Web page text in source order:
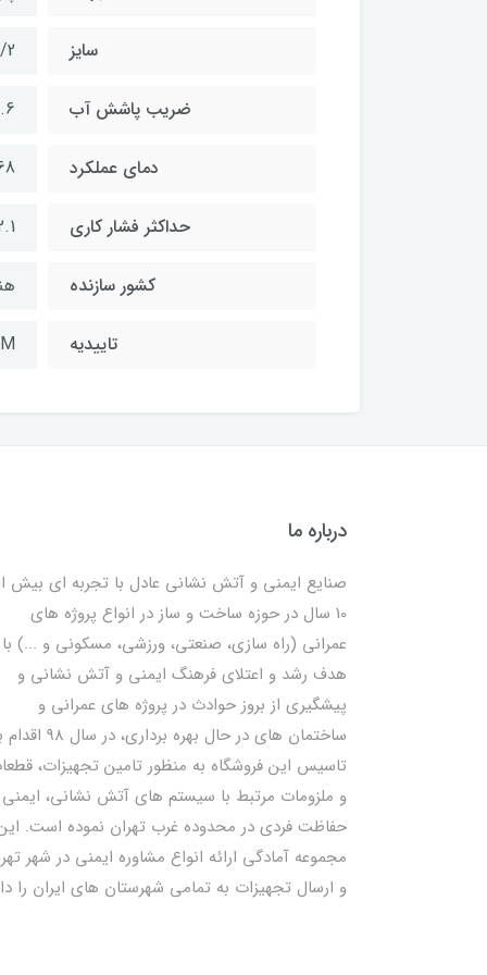
سایز 1/2
ضریب پاشش آب
دمای عملکرد 68 درجه
حداکثر فشار کاری
کشور سازنده
تاییدیه
درباره ما
صنایع ایمنی و آتش نشانی عادل با تجربه ای بیش
10 سال در حوزه ساخت و ساز در انواع پروژه های
عمرانی (راه سازی، صنعتی، ورزشی، مسکونی و ...) با
هدف رشد و اعتلای فرهنگ ایمنی و آتش نشانی و
پیشگیری از بروز حوادث در پروژه های عمرانی و
ساختمان های در حال بهره برداری، در
تاسیس این فروشگاه به منظور تامین تجهیزات،
و ملزومات مرتبط با سیستم های آتش نشانی،
حفاظت فردی در محدوده غرب تهران نموده است.
مجموعه آمادگی ارائه انواع مشاوره ایمنی در شهر
و ارسال تجهیزات به تمامی شهرستان های ایران را